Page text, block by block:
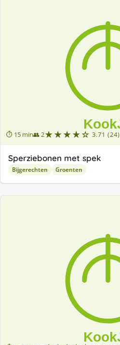
⏱ 15 min👥 2★★★★☆ 3.71 (24)
Sperziebonen met spek
Bijgerechten Groenten